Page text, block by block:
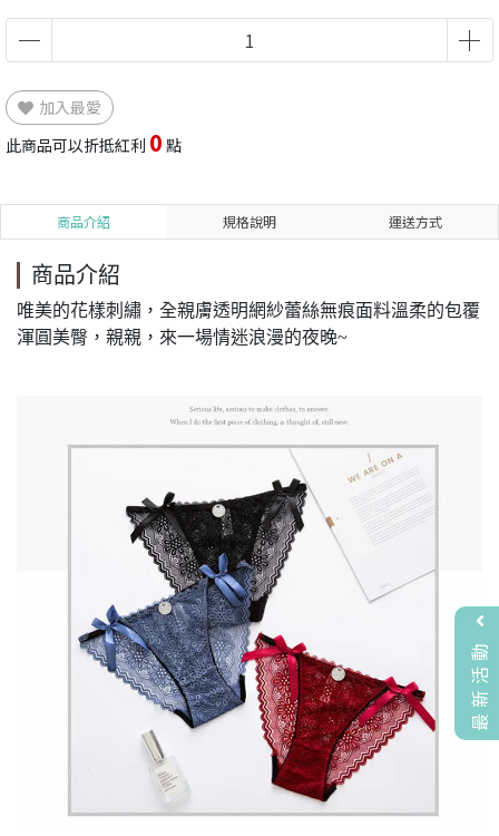
加入最愛
此商品可以折抵紅利 0 點
商品介紹 規格說明 運送方式
商品介紹
唯美的花樣刺繡，全親膚透明網紗蕾絲無痕面料溫柔的包覆
渾圓美臀，親親，來一場情迷浪漫的夜晚~
最新活動